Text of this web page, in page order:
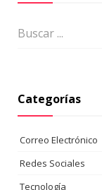
Categorías
Correo Electrónico
Redes Sociales
Tecnología